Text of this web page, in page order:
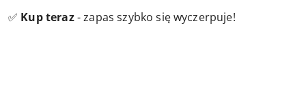
✅ Kup teraz- zapas szybko się wyczerpuje!